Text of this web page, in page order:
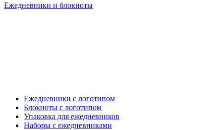
Ежедневники и блокноты
Ежедневники с логотипом
Блокноты с логотипом
Упаковка для ежедневников
Наборы с ежедневниками